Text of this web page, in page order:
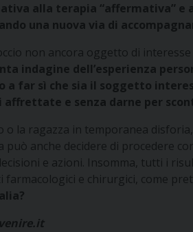
alla terapia “affermativa” e
una nuova via di
non ancora oggetto di
indagine dell’esperienza
a far sì che sia il soggetto
affrettate e senza darne per
o la ragazza in temporanea
può anche decidere di procedere
e azioni. Insomma, tutti i
farmacologici e chirurgici, come